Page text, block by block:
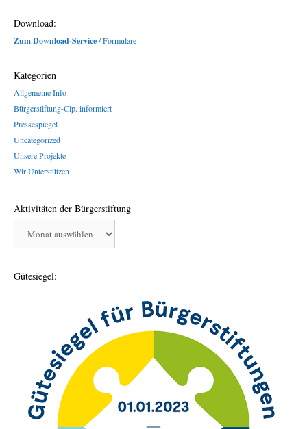
Download:
Zum Download-Service/ Formulare
Kategorien
Allgemeine Info
Bürgerstiftung-Clp. informiert
Pressespiegel
Uncategorized
Unsere Projekte
Wir Unterstützen
Aktivitäten der Bürgerstiftung
Bürgerstiftung
Gütesiegel: